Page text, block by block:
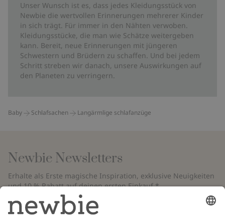
Unser Wunsch ist es, dass jedes Kleidungsstück von
Newbie die wertvollen Erinnerungen mehrerer Kinder
in sich trägt. Für immer in den Nähten verwoben.
Kleidungsstücke, die man wie Schätze weitergeben
kann. Bereit, neue Erinnerungen mit jüngeren
Schwestern und Brüdern zu schaffen. Und bei jedem
Schritt streben wir danach, unsere Auswirkungen auf
den Planeten zu verringern.
Baby Schlafsachen Langärmlige schlafanzüge
Newbie Newsletters
Erhalte als Erste magische Inspiration, exklusive Neuigkeiten
und 10 % Rabatt auf deinen ersten Einkauf.*
*Gilt nur für deine erste Bestellung und ist nicht mit anderen Rabatten
oder Angeboten kombinierbar. Gilt nicht für limitierte Artikel. Bitte
überprüfe deinen Spam-Ordner. Lies unsere